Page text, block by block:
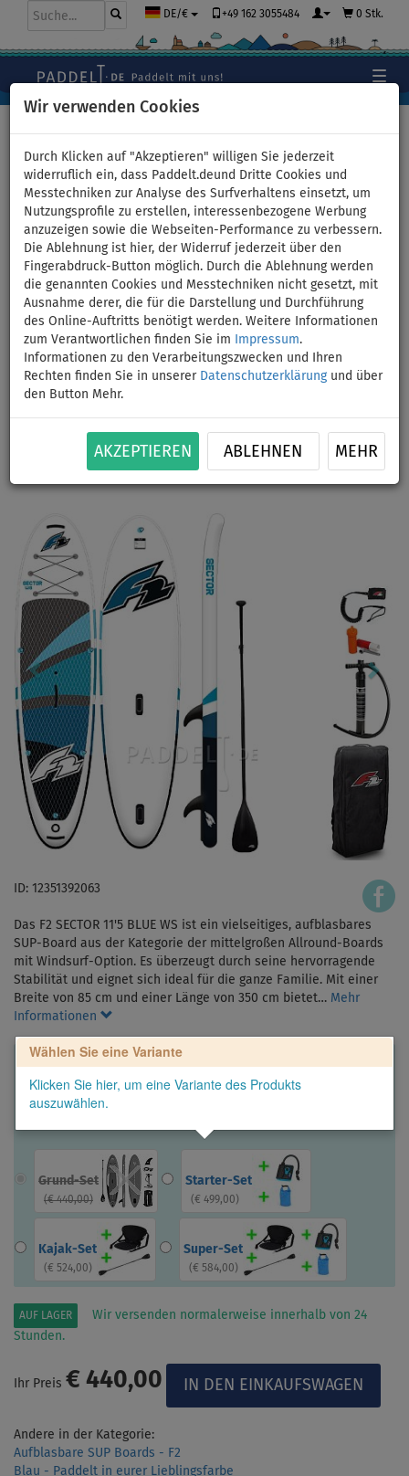
Wir verwenden Cookies
Durch Klicken auf "Akzeptieren" willigen Sie jederzeit
widerruflich ein, dass Paddelt.deund Dritte Cookies und
Messtechniken zur Analyse des Surfverhaltens einsetzt, um
Nutzungsprofile zu erstellen, interessenbezogene Werbung
anzuzeigen sowie die Webseiten-Performance zu verbessern.
Die Ablehnung ist hier, der Widerruf jederzeit über den
Fingerabdruck-Button möglich. Durch die Ablehnung werden
die genannten Cookies und Messtechniken nicht gesetzt, mit
Ausnahme derer, die für die Darstellung und Durchführung
des Online-Auftritts benötigt werden. Weitere Informationen
zum Verantwortlichen finden Sie im
Impressum.
Informationen zu den Verarbeitungszwecken und Ihren
Rechten finden Sie in unserer Datenschutzerklärungund über
den Button Mehr.
AKZEPTIEREN ABLEHNEN MEHR
DE/€ +49 162 3055484 0 Stk.
SUP F2 SECTOR 11'5 BLUE WS
WindSUP - aufblasbares
Stand Up Paddle Board,
Windsurfboard - Variante:
Grund-Set
PADDEL
KAJAK SITZ
SEGEL
VERSAND
Previous Next
ID: 12351392063
Das F2 SECTOR 11'5 BLUE WS ist ein vielseitiges, aufblasbares
SUP-Board aus der Kategorie der mittelgroßen Allround-Boards
mit Windsurf-Option. Es überzeugt durch seine hervorragende
Stabilität und eignet sich ideal für die ganze Familie. Mit einer
Breite von 85 cm und einer Länge von 350 cm bietet… Mehr
Informationen
Wählen Sie eine Variante
Klicken Sie hier, um eine Variante des Produkts
auszuwählen.
Grund-Set
(€ 440,00)
Starter-Set
( € 499,00)
Kajak-Set
( € 524,00)
Super-Set
( € 584,00)
AUF LAGER
Wir versenden normalerweise innerhalb von 24
Stunden.
Ihr Preis € 440,00
Andere in der Kategorie:
Aufblasbare SUP Boards - F2
Blau - Paddelt in eurer Lieblingsfarbe